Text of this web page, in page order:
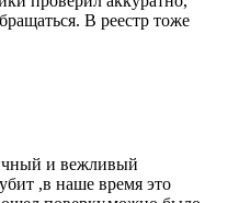
В реестр тоже
и вежливый
,в наше время это